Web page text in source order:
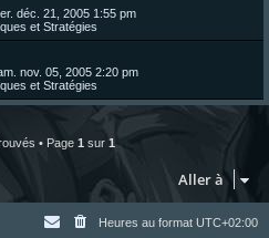
déc. 21, 2005 1:55 pm
et Stratégies
nov. 05, 2005 2:20 pm
et Stratégies
• Page 1 sur 1
Aller à
Heures au format UTC+02:00